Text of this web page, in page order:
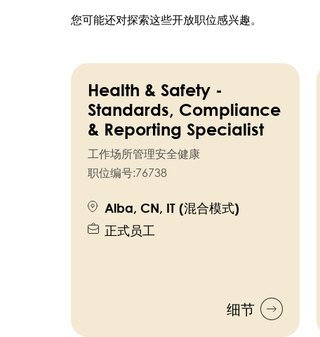
您可能还对探索这些开放职位感兴趣。
Health & Safety -
Standards, Compliance
& Reporting Specialist
工作场所管理安全健康
职位编号:76738
Alba, CN, IT (混合模式)
正式员工
细节